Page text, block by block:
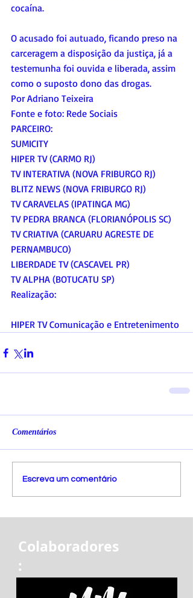
cocaína.
O acusado foi autuado, ficando preso na
carceragem a disposição da justiça, já a
testemunha foi ouvida e liberada, assim
como o suposto dono das drogas.
Por Adriano Teixeira
Fonte e foto: Rede Sociais
PARCEIRO:
SUMICITY
HIPER TV (CARMO RJ)
TV INTERATIVA (NOVA FRIBURGO RJ)
BLITZ NEWS (NOVA FRIBURGO RJ)
TV CARAVELAS (IPATINGA MG)
TV PEDRA BRANCA (FLORIANÓPOLIS SC)
TV CRIATIVA (CARUARU AGRESTE DE
PERNAMBUCO)
LIBERDADE TV (CASCAVEL PR)
TV ALPHA (BOTUCATU SP)
Realização:
HIPER TV Comunicação e Entretenimento
Comentários
Escreva um comentário
Colaboradores
: